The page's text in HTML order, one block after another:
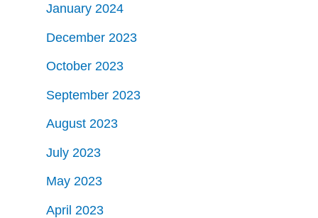
January 2024
December 2023
October 2023
September 2023
August 2023
July 2023
May 2023
April 2023